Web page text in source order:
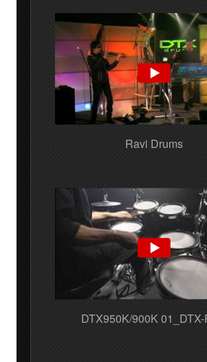
Ravi Drums
DTX950K/900K 01_DTX-